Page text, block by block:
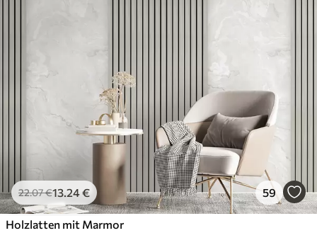
22.07€13.24€ 59
Holzlatten mit Marmor